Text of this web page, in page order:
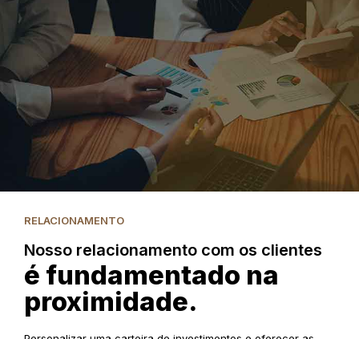
RELACIONAMENTO
Nosso relacionamento com os clientes
é fundamentado na
proximidade.